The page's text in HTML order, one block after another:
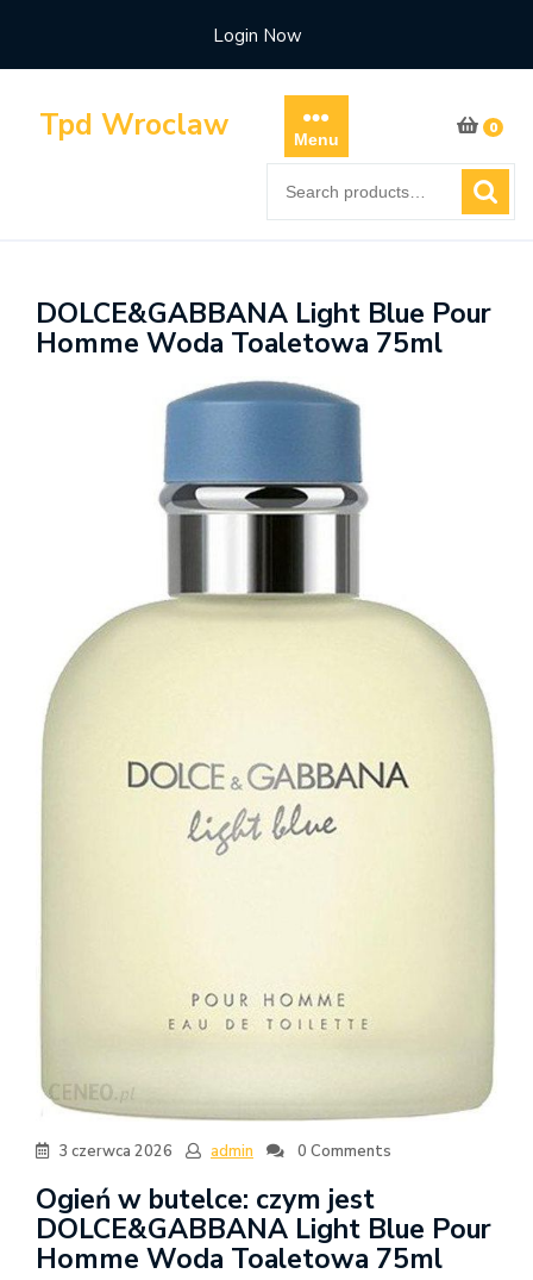
content
Login Now
Tpd Wroclaw Menu
0
for:
DOLCE&GABBANA Light Blue Pour
Homme Woda Toaletowa 75ml
3 czerwca 2026 admin 0 Comments
Ogień w butelce: czym jest
DOLCE&GABBANA Light Blue Pour
Homme Woda Toaletowa 75ml